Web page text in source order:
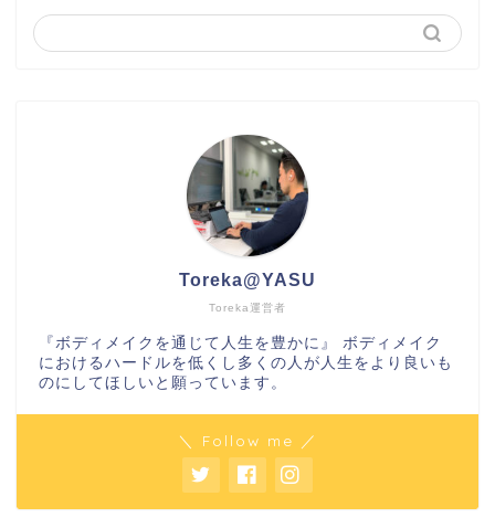
Toreka運営者
Toreka@YASU
『ボディメイクを通じて人生を豊かに』 ボディメイク
におけるハードルを低くし多くの人が人生をより良いも
のにしてほしいと願っています。
＼ Follow me ／